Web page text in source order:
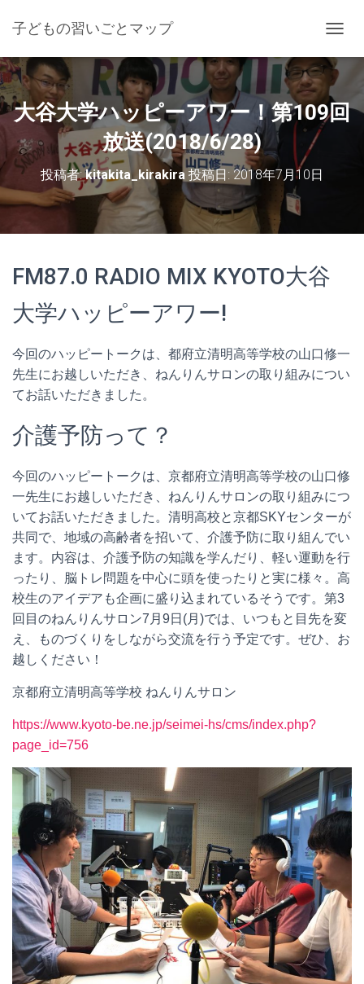
子どもの習いごとマップ
ビ
ゲ
ー
シ
ョ
大谷大学ハッピーアワー！第109回
放送(2018/6/28)
投稿者:kitakita_kirakira 投稿日: 2018年7月10日
FM87.0 RADIO MIX KYOTO大谷
大学ハッピーアワー!
今回のハッピートークは、都府立清明高等学校の山口修一
先生にお越しいただき、ねんりんサロンの取り組みについ
てお話いただきました。
介護予防って？
今回のハッピートークは、京都府立清明高等学校の山口修
一先生にお越しいただき、ねんりんサロンの取り組みにつ
いてお話いただきました。清明高校と京都SKYセンターが
共同で、地域の高齢者を招いて、介護予防に取り組んでい
ます。内容は、介護予防の知識を学んだり、軽い運動を行
ったり、脳トレ問題を中心に頭を使ったりと実に様々。高
校生のアイデアも企画に盛り込まれているそうです。第3
回目のねんりんサロン7月9日(月)では、いつもと目先を変
え、ものづくりをしながら交流を行う予定です。ぜひ、お
越しください！
京都府立清明高等学校 ねんりんサロン
https://www.kyoto-be.ne.jp/seimei-hs/cms/index.php?
page_id=756